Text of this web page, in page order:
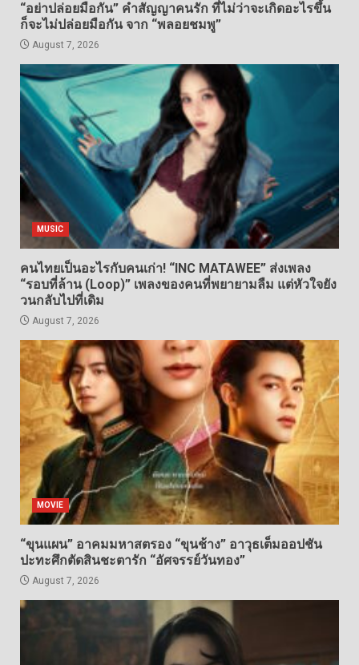
“อย่าปล่อยมือกัน” คำสัญญาคนรัก ที่ไม่ว่าจะเกิดอะไรขึ้น
ก็จะไม่ปล่อยมือกัน จาก “พลอยชมพู”
August 7, 2026
MUSIC
คนไทยเป็นอะไรกับคนเก่า! “INC MATAWEE” ส่งเพลง
“รอบที่ล้าน (Loop)” เพลงของคนที่พยายามลืม แต่หัวใจยัง
วนกลับไปที่เดิม
August 7, 2026
MOVIE
“ขุนแผน” อาคมมหาสตรอง “ขุนช้าง” อาวุธเต็มออปชัน
ปะทะศึกตัดสินชะตารัก “อัศจรรย์วันทอง”
August 7, 2026